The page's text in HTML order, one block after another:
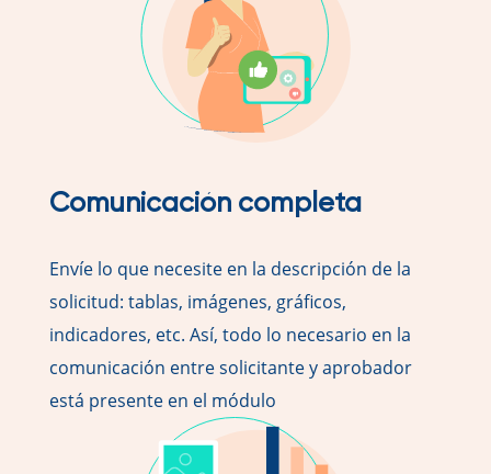
Comunicación completa
Envíe lo que necesite en la descripción de la
solicitud: tablas, imágenes, gráficos,
indicadores, etc. Así, todo lo necesario en la
comunicación entre solicitante y aprobador
está presente en el módulo